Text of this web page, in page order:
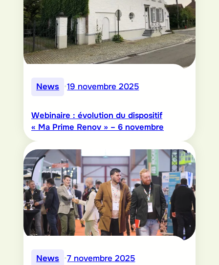
News •19 novembre 2025
Webinaire : évolution du dispositif
« Ma Prime Renov » – 6 novembre
News •7 novembre 2025